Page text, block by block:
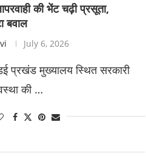
की भेंट चढ़ी प्रसूता,
बवाल
July 6, 2026
प्रखंड मुख्यालय स्थित सरकारी
की …